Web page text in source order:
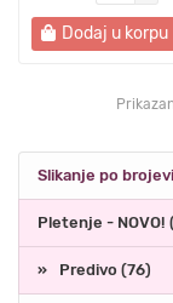
Dodaj u korpu
Slikanje po
Pletenje - NOVO!
Predivo (76)